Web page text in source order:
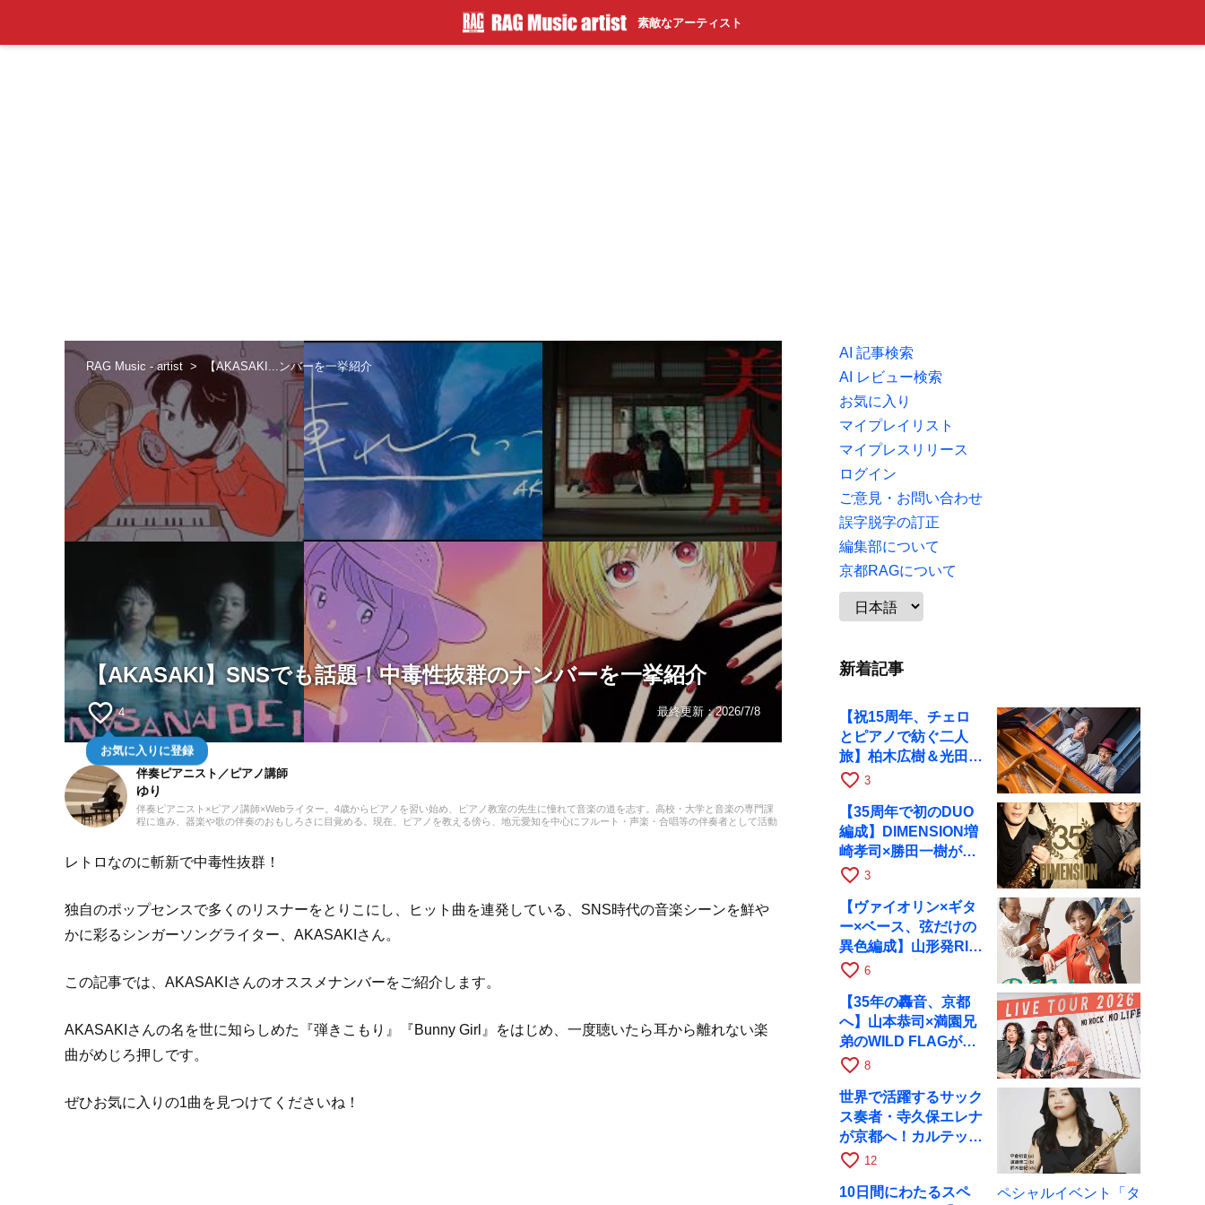
素敵なアーティスト
RAG Music - artist 【AKASAKI...ンバーを一挙紹介
【AKASAKI】SNSでも話題！中毒性抜群のナンバーを一挙紹介
favorite_border 4
お気に入りに登録
最終更新：2026/7/8
伴奏ピアニスト／ピアノ講師
ゆり
伴奏ピアニスト×ピアノ講師×Webライター。4歳からピアノを習い始め、ピアノ教室の先生に憧れて音楽の道を志す。高校・大学と音楽の専門課
程に進み、器楽や歌の伴奏のおもしろさに目覚める。現在、ピアノを教える傍ら、地元愛知を中心にフルート・声楽・合唱等の伴奏者として活動
レトロなのに斬新で中毒性抜群！
独自のポップセンスで多くのリスナーをとりこにし、ヒット曲を連発している、SNS時代の音楽シーンを鮮や
かに彩るシンガーソングライター、AKASAKIさん。
この記事では、AKASAKIさんのオススメナンバーをご紹介します。
AKASAKIさんの名を世に知らしめた『弾きこもり』『Bunny Girl』をはじめ、一度聴いたら耳から離れない楽
曲がめじろ押しです。
ぜひお気に入りの1曲を見つけてくださいね！
AI 記事検索
AI レビュー検索
お気に入り
マイプレイリスト
マイプレスリリース
ログイン
ご意見・お問い合わせ
誤字脱字の訂正
編集部について
京都RAGについて
新着記事
【祝15周年、チェロ
とピアノで紡ぐ二人
旅】柏木広樹＆光田健
一が11月12日に京都
favorite_border 3
【35周年で初のDUO
編成】DIMENSION増
崎孝司×勝田一樹が10
月11日に京都RAGへ
favorite_border 3
【ヴァイオリン×ギタ
ー×ベース、弦だけの
異色編成】山形発RIM
が初全国ツアーで8月
favorite_border 6
【35年の轟音、京都
へ】山本恭司×満園兄
弟のWILD FLAGが8
月6日にRAGでライブ
favorite_border 8
世界で活躍するサック
ス奏者・寺久保エレナ
が京都へ！カルテッ
ト・ツアー京都公演を
favorite_border 12
10日間にわたるスペ